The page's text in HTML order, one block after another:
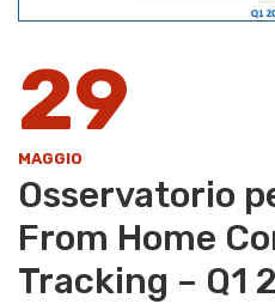
29
MAGGIO
Osservatorio
From Home
Tracking – Q1